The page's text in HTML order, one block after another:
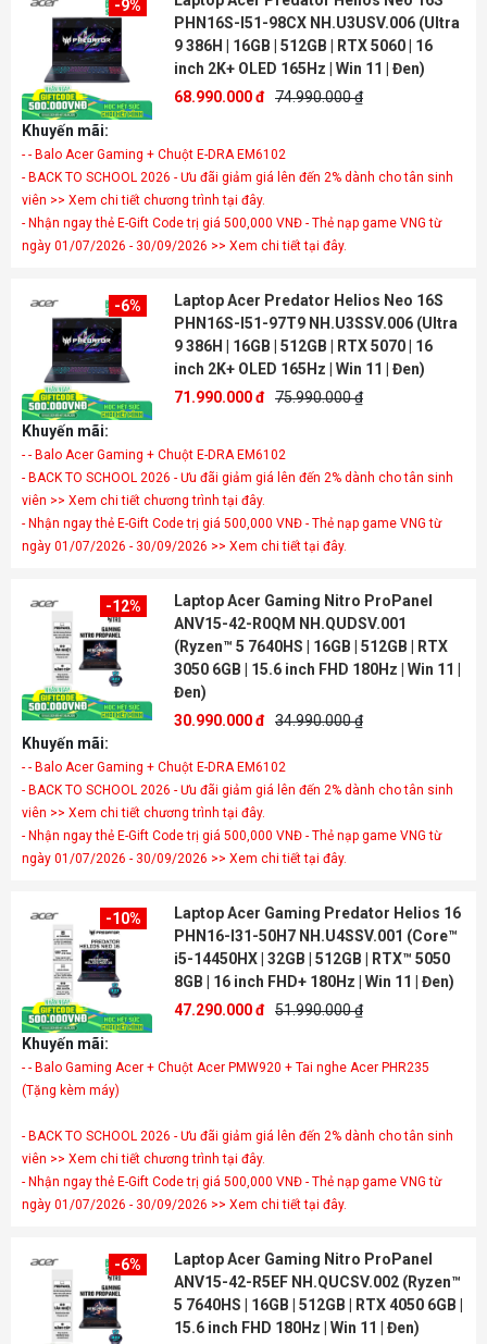
-9%
PHN16S-I51-98CX NH.U3USV.006 (Ultra
9 386H | 16GB | 512GB | RTX 5060 | 16
inch 2K+ OLED 165Hz | Win 11 | Đen)
68.990.000 đ 74.990.000 ₫
Khuyến mãi:
- - Balo Acer Gaming + Chuột E-DRA EM6102
- BACK TO SCHOOL 2026 - Ưu đãi giảm giá lên đến 2% dành cho tân sinh
viên >> Xem chi tiết chương trình tại đây.
- Nhận ngay thẻ E-Gift Code trị giá 500,000 VNĐ - Thẻ nạp game VNG từ
ngày 01/07/2026 - 30/09/2026 >> Xem chi tiết tại đây.
-6%
Laptop Acer Predator Helios Neo 16S
PHN16S-I51-97T9 NH.U3SSV.006 (Ultra
9 386H | 16GB | 512GB | RTX 5070 | 16
inch 2K+ OLED 165Hz | Win 11 | Đen)
71.990.000 đ 75.990.000 ₫
Khuyến mãi:
- - Balo Acer Gaming + Chuột E-DRA EM6102
- BACK TO SCHOOL 2026 - Ưu đãi giảm giá lên đến 2% dành cho tân sinh
viên >> Xem chi tiết chương trình tại đây.
- Nhận ngay thẻ E-Gift Code trị giá 500,000 VNĐ - Thẻ nạp game VNG từ
ngày 01/07/2026 - 30/09/2026 >> Xem chi tiết tại đây.
-12%
Laptop Acer Gaming Nitro ProPanel
ANV15-42-R0QM NH.QUDSV.001
(Ryzen™ 5 7640HS | 16GB | 512GB | RTX
3050 6GB | 15.6 inch FHD 180Hz | Win 11 |
Đen)
30.990.000 đ 34.990.000 ₫
Khuyến mãi:
- - Balo Acer Gaming + Chuột E-DRA EM6102
- BACK TO SCHOOL 2026 - Ưu đãi giảm giá lên đến 2% dành cho tân sinh
viên >> Xem chi tiết chương trình tại đây.
- Nhận ngay thẻ E-Gift Code trị giá 500,000 VNĐ - Thẻ nạp game VNG từ
ngày 01/07/2026 - 30/09/2026 >> Xem chi tiết tại đây.
-10%
Laptop Acer Gaming Predator Helios 16
PHN16-I31-50H7 NH.U4SSV.001 (Core™
i5-14450HX | 32GB | 512GB | RTX™ 5050
8GB | 16 inch FHD+ 180Hz | Win 11 | Đen)
47.290.000 đ 51.990.000 ₫
Khuyến mãi:
- - Balo Gaming Acer + Chuột Acer PMW920 + Tai nghe Acer PHR235
- BACK TO SCHOOL 2026 - Ưu đãi giảm giá lên đến 2% dành cho tân sinh
viên >> Xem chi tiết chương trình tại đây.
- Nhận ngay thẻ E-Gift Code trị giá 500,000 VNĐ - Thẻ nạp game VNG từ
ngày 01/07/2026 - 30/09/2026 >> Xem chi tiết tại đây.
-6%
Laptop Acer Gaming Nitro ProPanel
ANV15-42-R5EF NH.QUCSV.002 (Ryzen™
5 7640HS | 16GB | 512GB | RTX 4050 6GB |
15.6 inch FHD 180Hz | Win 11 | Đen)